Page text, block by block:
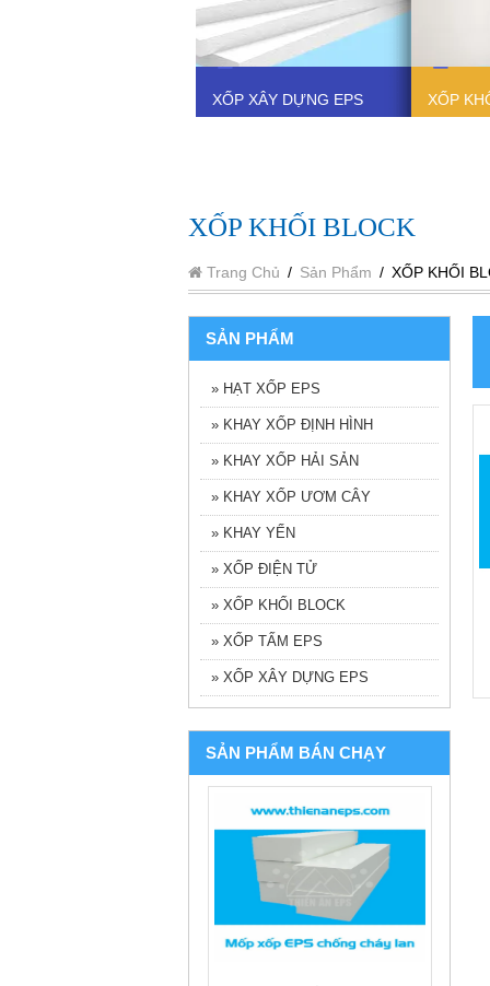
XỐP XÂY DỰNG EPS XỐP
XỐP KHỐI BLOCK
Trang Chủ / Sản Phẩm / XỐP KHỐI
SẢN PHẨM
» HẠT XỐP EPS
» KHAY XỐP ĐỊNH HÌNH
» KHAY XỐP HẢI SẢN
» KHAY XỐP ƯƠM CÂY
» KHAY YẾN
» XỐP ĐIỆN TỬ
» XỐP KHỐI BLOCK
» XỐP TẤM EPS
» XỐP XÂY DỰNG EPS
SẢN PHẨM BÁN CHẠY